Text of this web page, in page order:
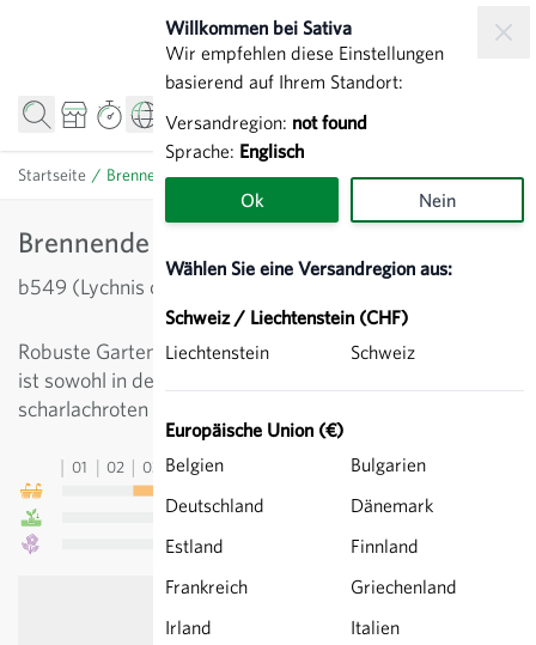
Willkommen bei Sativa
Wir empfehlen diese Einstellungen
basierend auf Ihrem Standort:
Versandregion: not found
Sprache: Englisch
Ok Nein
Wählen Sie eine Versandregion aus:
Schweiz / Liechtenstein (CHF)
Liechtenstein
Schweiz
Europäische Union (€)
Belgien
Bulgarien
Deutschland
Dänemark
Estland
Finnland
Frankreich
Griechenland
Irland
Italien
Startseite / Brennende Liebe - Lychnis chalcedonica
Brennende Liebe - Lychnis chalcedonica
b549 (Lychnis chalcedonica)
Robuste Gartenpflanze, die bis zu 100 cm hoch wird. Sie
ist sowohl in der Blütenform, wie auch mit der leuchtend
scharlachroten Farbe ein auffallendes Nelkengewächs.
01 02 03 04 05 09 10